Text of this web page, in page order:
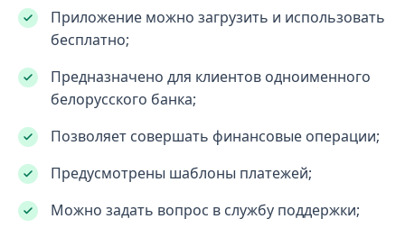
Приложение можно загрузить и использовать
бесплатно;
Предназначено для клиентов одноименного
белорусского банка;
Позволяет совершать финансовые операции;
Предусмотрены шаблоны платежей;
Можно задать вопрос в службу поддержки;